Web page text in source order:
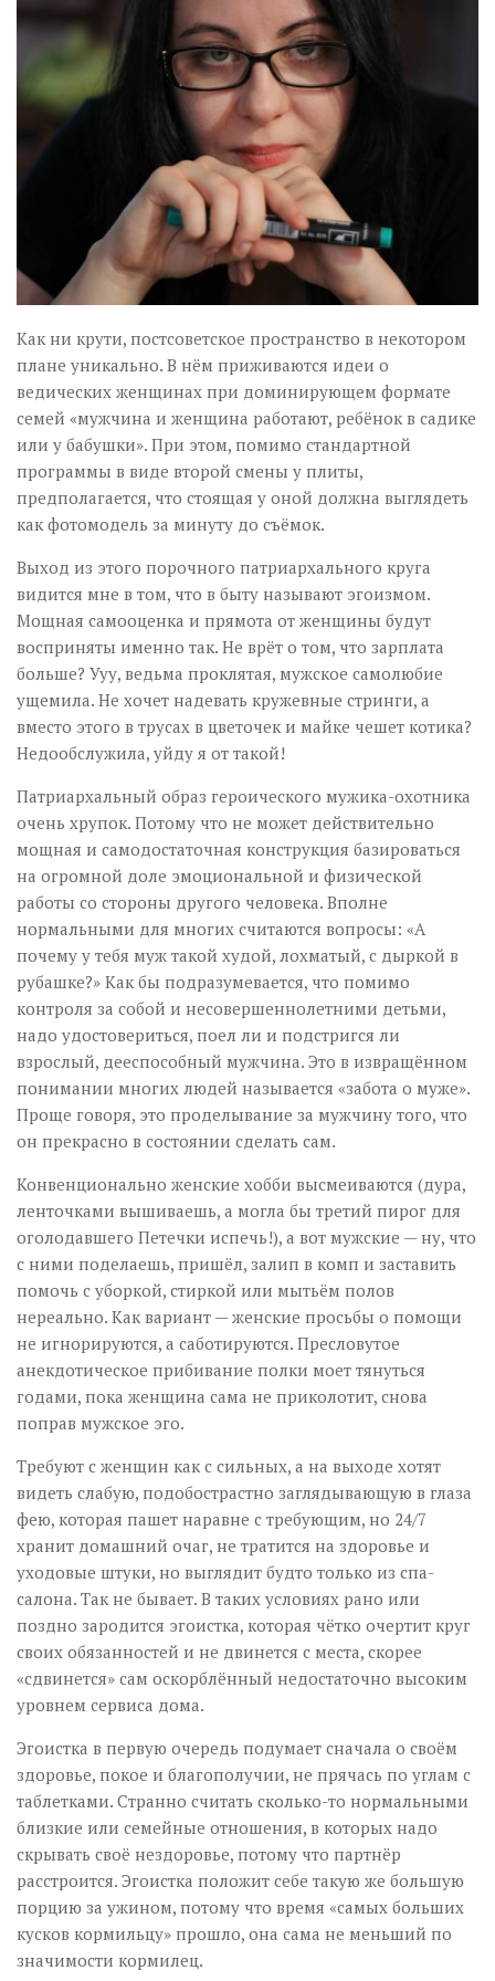
Візуальне
Научпоп
Головне
Цитати
Inter/antinational
Как ни крути, постсоветское пространство в некотором
плане уникально. В нём приживаются идеи о
ведических женщинах при доминирующем формате
семей «мужчина и женщина работают, ребёнок в садике
или у бабушки». При этом, помимо стандартной
программы в виде второй смены у плиты,
предполагается, что стоящая у оной должна выглядеть
как фотомодель за минуту до съёмок.
Выход из этого порочного патриархального круга
видится мне в том, что в быту называют эгоизмом.
Мощная самооценка и прямота от женщины будут
восприняты именно так. Не врёт о том, что зарплата
больше? Ууу, ведьма проклятая, мужское самолюбие
ущемила. Не хочет надевать кружевные стринги, а
вместо этого в трусах в цветочек и майке чешет котика?
Недообслужила, уйду я от такой!
Патриархальный образ героического мужика-охотника
очень хрупок. Потому что не может действительно
мощная и самодостаточная конструкция базироваться
на огромной доле эмоциональной и физической
работы со стороны другого человека. Вполне
нормальными для многих считаются вопросы: «А
почему у тебя муж такой худой, лохматый, с дыркой в
рубашке?» Как бы подразумевается, что помимо
контроля за собой и несовершеннолетними детьми,
надо удостовериться, поел ли и подстригся ли
взрослый, дееспособный мужчина. Это в извращённом
понимании многих людей называется «забота о муже».
Проще говоря, это проделывание за мужчину того, что
он прекрасно в состоянии сделать сам.
Конвенционально женские хобби высмеиваются (дура,
ленточками вышиваешь, а могла бы третий пирог для
оголодавшего Петечки испечь!), а вот мужские — ну, что
с ними поделаешь, пришёл, залип в комп и заставить
помочь с уборкой, стиркой или мытьём полов
нереально. Как вариант — женские просьбы о помощи
не игнорируются, а саботируются. Пресловутое
анекдотическое прибивание полки моет тянуться
годами, пока женщина сама не приколотит, снова
поправ мужское эго.
Требуют с женщин как с сильных, а на выходе хотят
видеть слабую, подобострастно заглядывающую в глаза
фею, которая пашет наравне с требующим, но 24/7
хранит домашний очаг, не тратится на здоровье и
уходовые штуки, но выглядит будто только из спа-
салона. Так не бывает. В таких условиях рано или
поздно зародится эгоистка, которая чётко очертит круг
своих обязанностей и не двинется с места, скорее
«сдвинется» сам оскорблённый недостаточно высоким
уровнем сервиса дома.
Эгоистка в первую очередь подумает сначала о своём
здоровье, покое и благополучии, не прячась по углам с
таблетками. Странно считать сколько-то нормальными
близкие или семейные отношения, в которых надо
скрывать своё нездоровье, потому что партнёр
расстроится. Эгоистка положит себе такую же большую
порцию за ужином, потому что время «самых больших
кусков кормильцу» прошло, она сама не меньший по
значимости кормилец.